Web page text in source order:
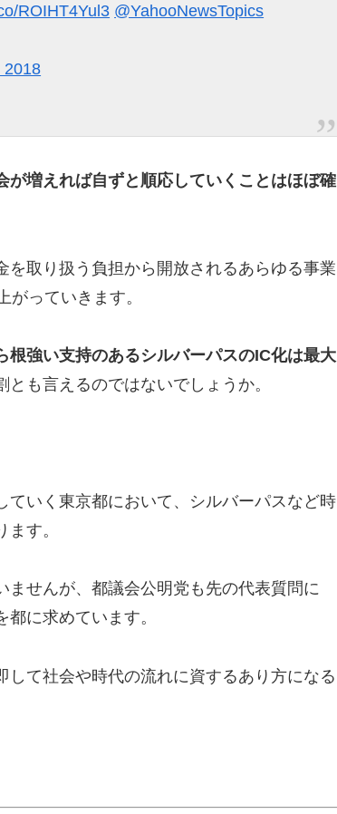
ROIHT4Yul3 @YahooNewsTopics
2018
が増えれば自ずと順応していくことはほぼ確
取り扱う負担から開放されるあらゆる事業
っていきます。
根強い支持のあるシルバーパスのIC化は最大
も言えるのではないでしょうか。
いく東京都において、シルバーパスなど時
す。
せんが、都議会公明党も先の代表質問に
に求めています。
て社会や時代の流れに資するあり方になる